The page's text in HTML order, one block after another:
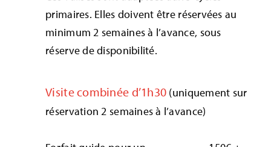
primaires. Elles doivent être réservées au
minimum 2 semaines à l’avance, sous
réserve de disponibilité.
Visite combinée d’1h30 (uniquement sur
réservation 2 semaines à l’avance)